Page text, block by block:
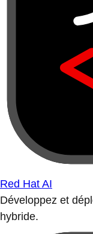
Red Hat AI
Développez et
hybride.